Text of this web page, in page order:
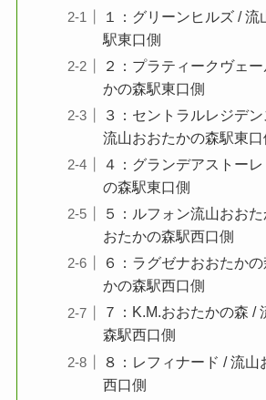
１：グリーンヒルズ / 流
駅東口側
２：プラティークヴェ
かの森駅東口側
３：セントラルレジデ
流山おおたかの森駅東口
４：グランデアストー
の森駅東口側
５：ルフォン流山おお
おたかの森駅西口側
６：ラグゼナおおたか
かの森駅西口側
７：K.M.おおたかの森 /
森駅西口側
８：レフィナード / 流山
西口側